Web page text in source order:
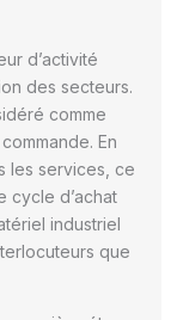
d’activité
des secteurs.
comme
En
les services, ce
cycle d’achat
industriel
que